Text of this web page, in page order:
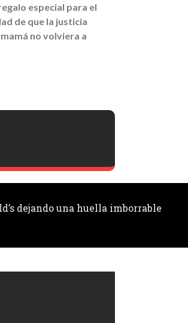
especial para el
de que la justicia
no volviera a
dejando una huella imborrable